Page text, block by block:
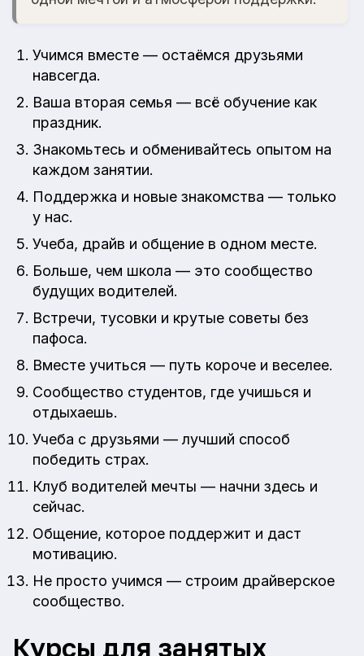
Учимся вместе — остаёмся друзьями
навсегда.
Ваша вторая семья — всё обучение как
праздник.
Знакомьтесь и обменивайтесь опытом на
каждом занятии.
Поддержка и новые знакомства — только
у нас.
Учеба, драйв и общение в одном месте.
Больше, чем школа — это сообщество
будущих водителей.
Встречи, тусовки и крутые советы без
пафоса.
Вместе учиться — путь короче и веселее.
Сообщество студентов, где учишься и
отдыхаешь.
Учеба с друзьями — лучший способ
победить страх.
Клуб водителей мечты — начни здесь и
сейчас.
Общение, которое поддержит и даст
мотивацию.
Не просто учимся — строим драйверское
сообщество.
Курсы для занятых